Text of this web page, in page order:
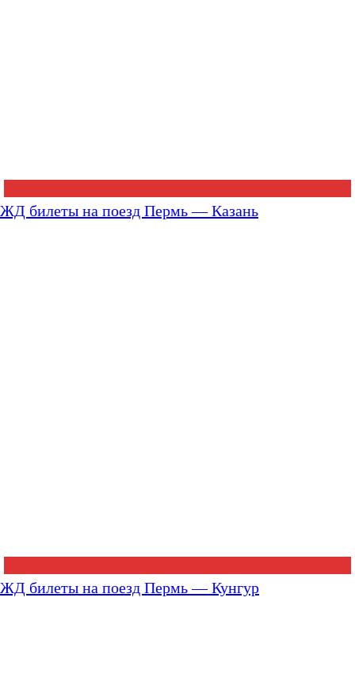
ЖД билеты на поезд Пермь — Казань
ЖД билеты на поезд Пермь — Кунгур